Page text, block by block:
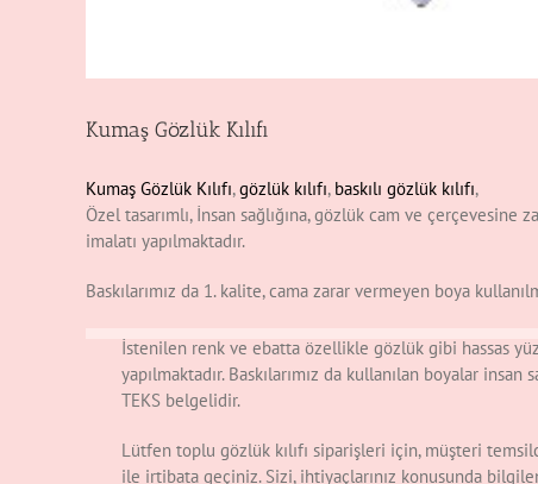
Kumaş Gözlük Kılıfı
Kumaş Gözlük Kılıfı,gözlük kılıfı, baskılı gözlük kılıfı,
Özel tasarımlı, İnsan sağlığına, gözlük cam ve
imalatı yapılmaktadır.
Baskılarımız da 1. kalite, cama zarar vermeyen boya
İstenilen renk ve ebatta özellikle gözlük gibi hassas
yapılmaktadır. Baskılarımız da kullanılan boyalar insan
TEKS belgelidir.
Lütfen toplu gözlük kılıfı siparişleri için, müşteri
ile irtibata geçiniz. Sizi, ihtiyaçlarınız konusunda